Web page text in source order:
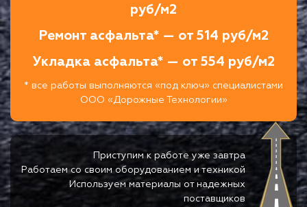
руб/м2
Ремонт асфальта* — от 514 руб/м2
Укладка асфальта* — от 554 руб/м2
* все работы выполняются «под ключ» специалистами
ООО «Дорожные Технологии»
Приступим к работе уже завтра
Работаем со своим оборудованием и техникой
Используем материалы от надежных
поставщиков